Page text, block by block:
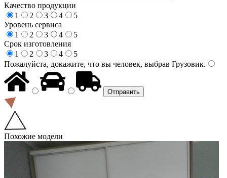
Качество продукции
1
2 3 4
5
Уровень сервиса
1
2 3 4
5
Срок изготовления
1
2 3 4
5
Пожалуйста, докажите, что вы человек, выбрав Грузовик.
Похожие модели